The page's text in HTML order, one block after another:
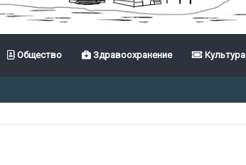
Общество Здравоохранение Культура